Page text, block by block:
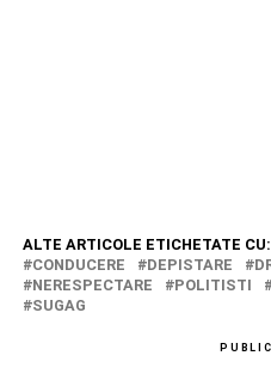
ALTE ARTICOLE ETICHETATE CU:
CONDUCERE
DEPISTARE
NERESPECTARE
POLITISTI
SUGAG